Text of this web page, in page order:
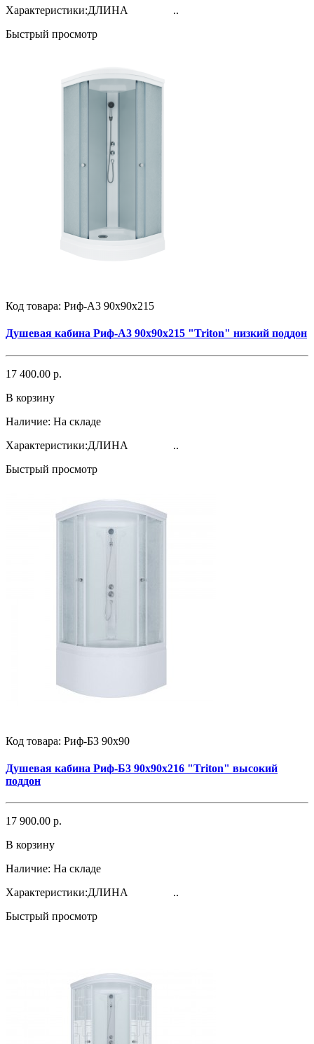
Характеристики:ДЛИНА ..
Быстрый просмотр
Код товара: Риф-А3 90х90х215
Душевая кабина Риф-А3 90х90х215 "Triton" низкий поддон
17 400.00 р.
В корзину
Наличие: На складе
Характеристики:ДЛИНА ..
Быстрый просмотр
Код товара: Риф-Б3 90х90
Душевая кабина Риф-Б3 90х90х216 "Triton" высокий
поддон
17 900.00 р.
В корзину
Наличие: На складе
Характеристики:ДЛИНА ..
Быстрый просмотр